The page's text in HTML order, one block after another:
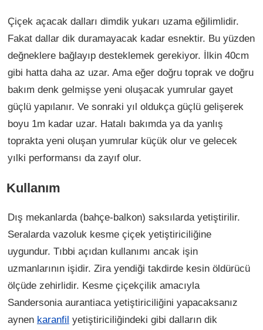
Çiçek açacak dalları dimdik yukarı uzama eğilimlidir.
Fakat dallar dik duramayacak kadar esnektir. Bu yüzden
değneklere bağlayıp desteklemek gerekiyor. İlkin 40cm
gibi hatta daha az uzar. Ama eğer doğru toprak ve doğru
bakım denk gelmişse yeni oluşacak yumrular gayet
güçlü yapılanır. Ve sonraki yıl oldukça güçlü gelişerek
boyu 1m kadar uzar. Hatalı bakımda ya da yanlış
toprakta yeni oluşan yumrular küçük olur ve gelecek
yılki performansı da zayıf olur.
Kullanım
Dış mekanlarda (bahçe-balkon) saksılarda yetiştirilir.
Seralarda vazoluk kesme çiçek yetiştiriciliğine
uygundur. Tıbbi açıdan kullanımı ancak işin
uzmanlarının işidir. Zira yendiği takdirde kesin öldürücü
ölçüde zehirlidir. Kesme çiçekçilik amacıyla
Sandersonia aurantiaca yetiştiriciliğini yapacaksanız
aynen karanfil yetiştiriciliğindeki gibi dalların dik